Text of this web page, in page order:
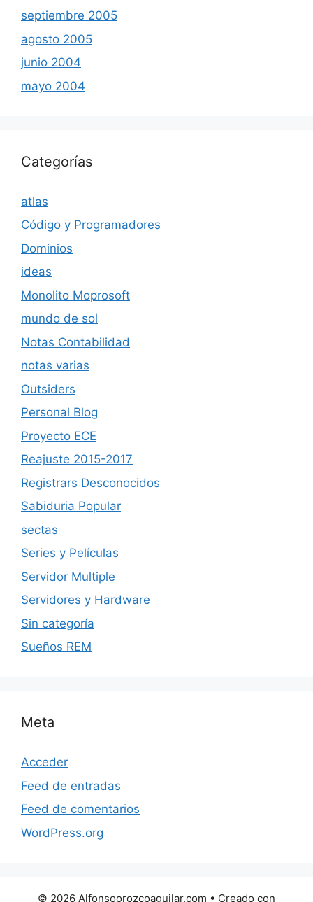
septiembre 2005
agosto 2005
junio 2004
mayo 2004
Categorías
atlas
Código y Programadores
Dominios
ideas
Monolito Moprosoft
mundo de sol
Notas Contabilidad
notas varias
Outsiders
Personal Blog
Proyecto ECE
Reajuste 2015-2017
Registrars Desconocidos
Sabiduria Popular
sectas
Series y Películas
Servidor Multiple
Servidores y Hardware
Sin categoría
Sueños REM
Meta
Acceder
Feed de entradas
Feed de comentarios
WordPress.org
© 2026 Alfonsoorozcoaguilar.com • Creado con